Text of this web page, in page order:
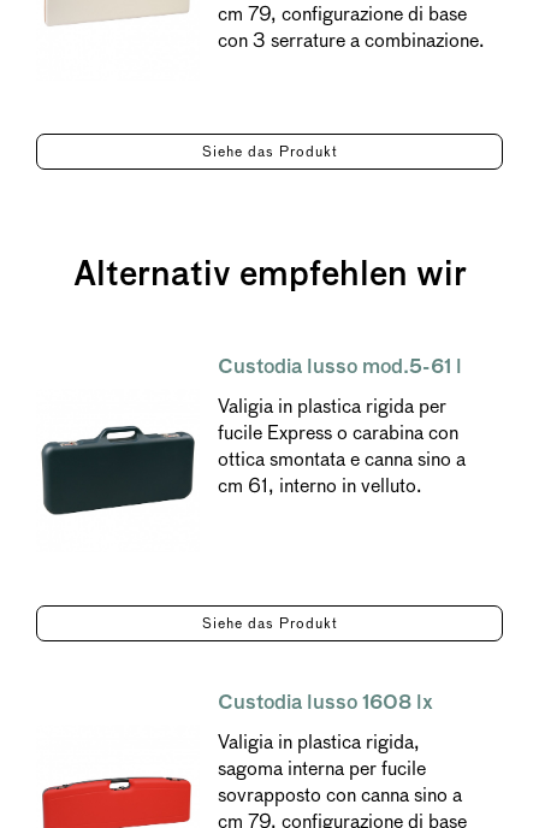
cm 79, configurazione di base
con 3 serrature a combinazione.
Siehe das Produkt
Alternativ empfehlen wir
Custodia lusso mod.5-61 l
Valigia in plastica rigida per
fucile Express o carabina con
ottica smontata e canna sino a
cm 61, interno in velluto.
Siehe das Produkt
Custodia lusso 1608 lx
Valigia in plastica rigida,
sagoma interna per fucile
sovrapposto con canna sino a
cm 79, configurazione di base